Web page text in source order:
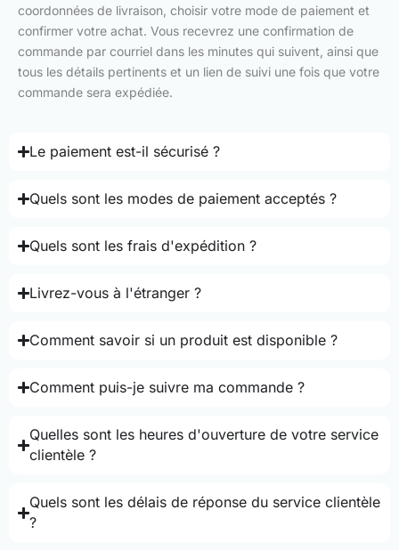
coordonnées de livraison, choisir votre mode de paiement et
confirmer votre achat. Vous recevrez une confirmation de
commande par courriel dans les minutes qui suivent, ainsi que
tous les détails pertinents et un lien de suivi une fois que votre
commande sera expédiée.
Le paiement est-il sécurisé ?
Quels sont les modes de paiement acceptés ?
Quels sont les frais d'expédition ?
Livrez-vous à l'étranger ?
Comment savoir si un produit est disponible ?
Comment puis-je suivre ma commande ?
Quelles sont les heures d'ouverture de votre service
clientèle ?
Quels sont les délais de réponse du service clientèle
?